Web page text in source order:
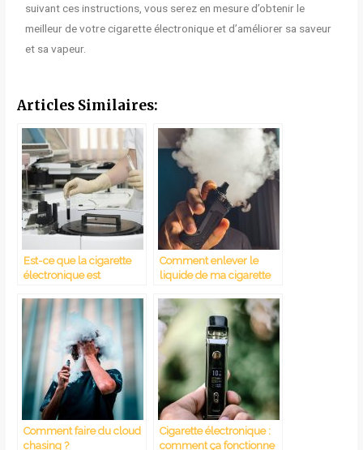
suivant ces instructions, vous serez en mesure d’obtenir le
meilleur de votre cigarette électronique et d’améliorer sa saveur
et sa vapeur.
Articles Similaires:
Est-ce que la cigarette
électronique est
santé ?
Comment enlever le
liquide de ma cigarette
Comment faire du cloud
chasing ?
Cigarette électronique :
comment ça fonctionne